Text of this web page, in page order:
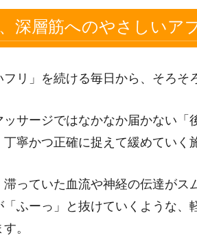
深層筋へのやさしいア
リ」を続ける毎日から、そろそ
サージではなかなか届かない「
寧かつ正確に捉えて緩めていく
っていた血流や神経の伝達がス
ふーっ」と抜けていくような、
。